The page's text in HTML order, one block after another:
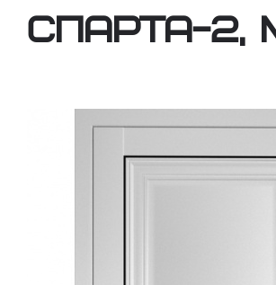
Спарта-2,